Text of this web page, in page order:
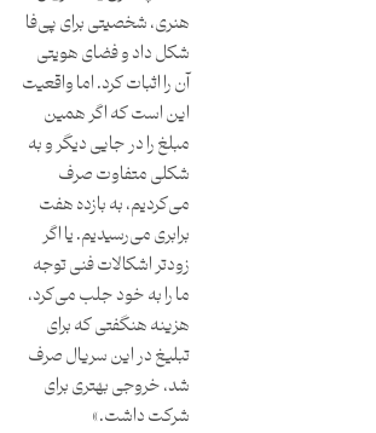
هنری، شخصیتی برای پی‌فا
شکل داد و فضای هویتی
آن را اثبات کرد. اما واقعیت
این است که اگر همین
مبلغ را در جایی دیگر و به
شکلی متفاوت صرف
می‌کردیم، به بازده هفت
‌برابری می‌رسیدیم. یا اگر
زودتر اشکالات فنی توجه
ما را به خود جلب می‌کرد،
هزینه هنگفتی که برای
تبلیغ در این سریال صرف
شد، خروجی بهتری برای
شرکت داشت.»